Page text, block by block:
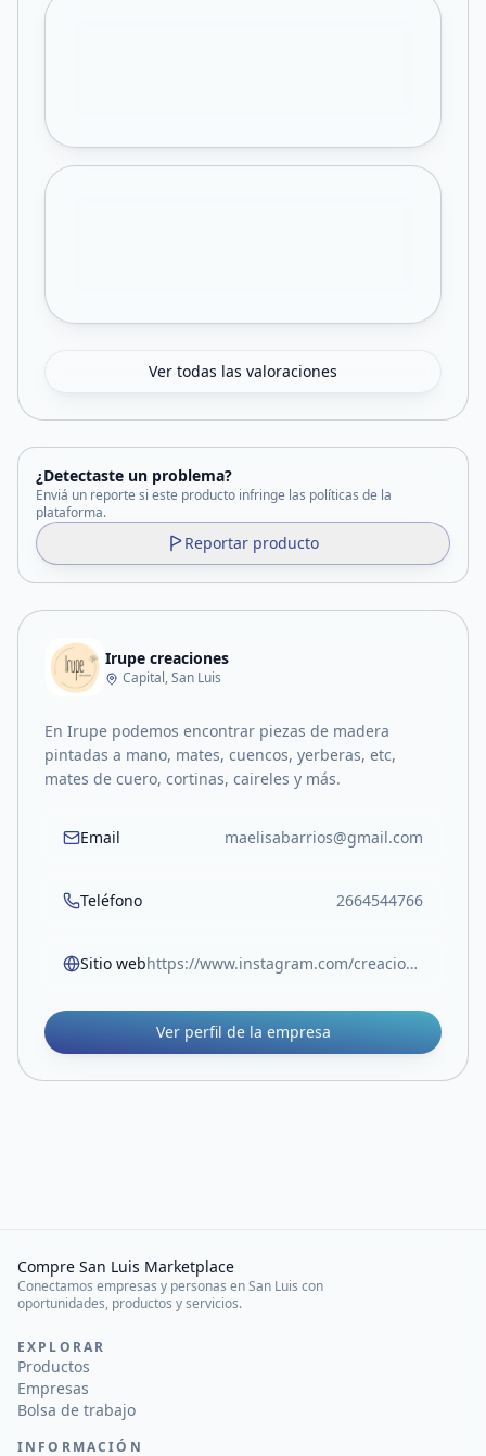
Ver todas las valoraciones
¿Detectaste un problema?
Enviá un reporte si este producto infringe las políticas de la
plataforma.
Reportar producto
Irupe creaciones
Capital, San Luis
En Irupe podemos encontrar piezas de madera
pintadas a mano, mates, cuencos, yerberas, etc,
mates de cuero, cortinas, caireles y más.
Email maelisabarrios@gmail.com
Teléfono 2664544766
Sitio web https://www.instagram.com/creaciones.irupe/
Ver perfil de la empresa
Compre San Luis Marketplace
Conectamos empresas y personas en San Luis con
oportunidades, productos y servicios.
EXPLORAR
Productos
Empresas
Bolsa de trabajo
INFORMACIÓN